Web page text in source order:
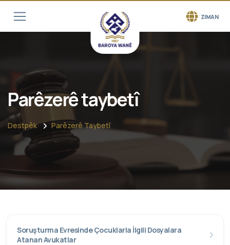
ZIMAN
Parêzerê taybetî
Destpêk Parêzerê Taybetî
Soruşturma Evresinde Çocuklarla İlgili Dosyalara
Atanan Avukatlar